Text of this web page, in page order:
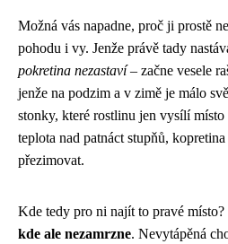
Možná vás napadne, proč ji prostě
pohodu i vy. Jenže právě tady
pokretina nezastaví– začne vesele
jenže na podzim a v zimě je málo
stonky, které rostlinu jen vysílí
teplota nad patnáct stupňů,
přezimovat.
Kde tedy pro ni najít to pravé místo?
kde ale nezamrzne. Nevytápěná